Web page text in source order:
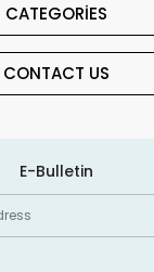
CATEGORİES
CONTACT US
E-Bulletin